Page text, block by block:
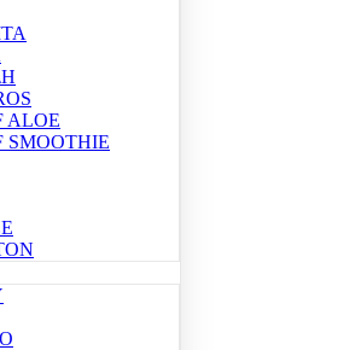
ALOE
SMOOTHIE